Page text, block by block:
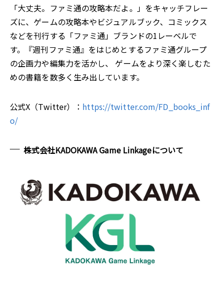
「大丈夫。ファミ通の攻略本だよ。」をキャッチフレー
ズに、ゲームの攻略本やビジュアルブック、コミックス
などを刊行する「ファミ通」ブランドの1レーベルで
す。『週刊ファミ通』をはじめとするファミ通グループ
の企画力や編集力を活かし、 ゲームをより深く楽しむた
めの書籍を数多く生み出しています。
公式X（Twitter）： https://twitter.com/FD_books_inf
o/
株式会社KADOKAWA Game Linkageについて